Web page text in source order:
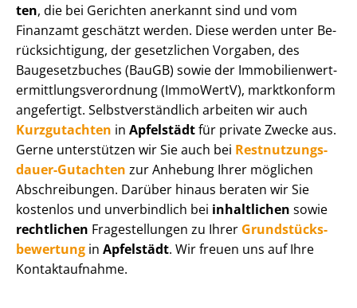
ten, die bei Gerichten anerkannt sind und vom
Finanzamt geschätzt werden. Diese werden unter Be­
rück­sich­ti­gung, der gesetzlichen Vorgaben, des
Baugesetzbuches (BauGB) sowie der Im­mo­bi­li­en­wert­
ermitt­lungs­ver­ord­nung (ImmoWertV), marktkonform
angefertigt. Selbst­ver­ständ­lich arbeiten wir auch
Kurzgutachten in Apfelstädtfür private Zwecke aus.
Gerne unterstützen wir Sie auch bei Rest­nut­zungs­
dau­er-Gutachten zur Anhebung Ihrer möglichen
Abschreibungen. Darüber hinaus beraten wir Sie
kostenlos und unverbindlich bei inhaltlichen sowie
rechtlichen Fragestellungen zu Ihrer Grund­stücks­
be­wer­tung in Apfelstädt. Wir freuen uns auf Ihre
Kontaktaufnahme.